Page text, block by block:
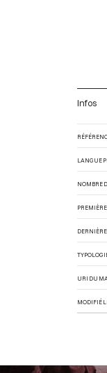
Infos
LANGUE
NOMBRE
PREMIÈRE
DERNIÈRE
URI DU
MODIFIÉ